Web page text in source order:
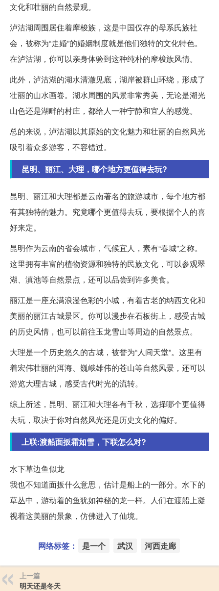
文化和壮丽的自然景观。
泸沽湖周围居住着摩梭族，这是中国仅存的母系氏族社
会，被称为“走婚”的婚姻制度就是他们独特的文化特色。
在泸沽湖，你可以亲身体验到这种纯朴的摩梭族风情。
此外，泸沽湖的湖水清澈见底，湖岸被群山环绕，形成了
壮丽的山水画卷。湖水周围的风景非常秀美，无论是湖光
山色还是湖畔的村庄，都给人一种宁静和宜人的感觉。
总的来说，泸沽湖以其原始的文化魅力和壮丽的自然风光
吸引着众多游客，不容错过。
昆明、丽江、大理，哪个地方更值得去玩?
昆明、丽江和大理都是云南著名的旅游城市，每个地方都
有其独特的魅力。究竟哪个更值得去玩，要根据个人的喜
好来定。
昆明作为云南的省会城市，气候宜人，素有“春城”之称。
这里拥有丰富的植物资源和独特的民族文化，可以参观翠
湖、滇池等自然景点，还可以品尝到许多美食。
丽江是一座充满浪漫色彩的小城，有着古老的纳西文化和
美丽的丽江古城景区。你可以漫步在石板街上，感受古城
的历史风情，也可以前往玉龙雪山等周边的自然景点。
大理是一个历史悠久的古城，被誉为“人间天堂”。这里有
着宏伟壮丽的洱海、巍峨雄伟的苍山等自然风景，还可以
游览大理古城，感受古代时光的流转。
综上所述，昆明、丽江和大理各有千秋，选择哪个更值得
去玩，取决于你对自然风光还是历史文化的偏好。
上联:渡船面扳霜如雪，下联怎么对?
水下草边鱼似龙
我也不知道面扳什么意思，估计是船上的一部分。水下的
草丛中，游动着的鱼犹如神秘的龙一样。人们在渡船上凝
视着这美丽的景象，仿佛进入了仙境。
网络标签： 是一个 武汉 河西走廊
上一篇
明天还是冬天